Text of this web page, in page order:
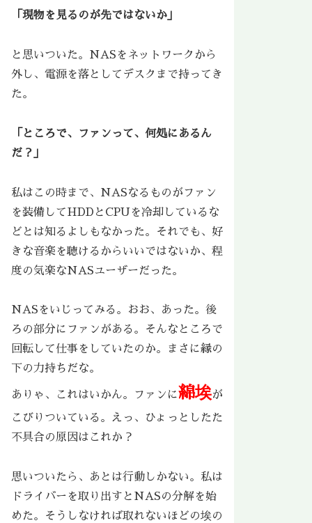
「現物を見るのが先ではないか」
と思いついた。NASをネットワークから
外し、電源を落としてデスクまで持ってき
た。
「ところで、ファンって、何処にあるん
だ？」
私はこの時まで、NASなるものがファン
を装備してHDDとCPUを冷却しているな
どとは知るよしもなかった。それでも、好
きな音楽を聴けるからいいではないか、程
度の気楽なNASユーザーだった。
NASをいじってみる。おお、あった。後
ろの部分にファンがある。そんなところで
回転して仕事をしていたのか。まさに縁の
下の力持ちだな。
ありゃ、これはいかん。ファンに綿埃が
こびりついている。えっ、ひょっとしたた
不具合の原因はこれか？
思いついたら、あとは行動しかない。私は
ドライバーを取り出すとNASの分解を始
めた。そうしなければ取れないほどの埃の